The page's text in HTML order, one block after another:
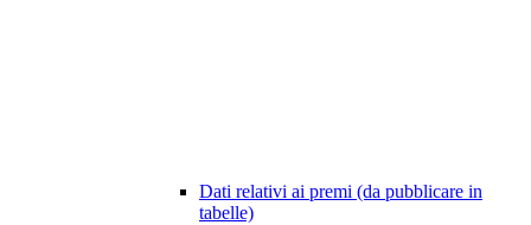
Dati relativi ai premi (da pubblicare in
tabelle)